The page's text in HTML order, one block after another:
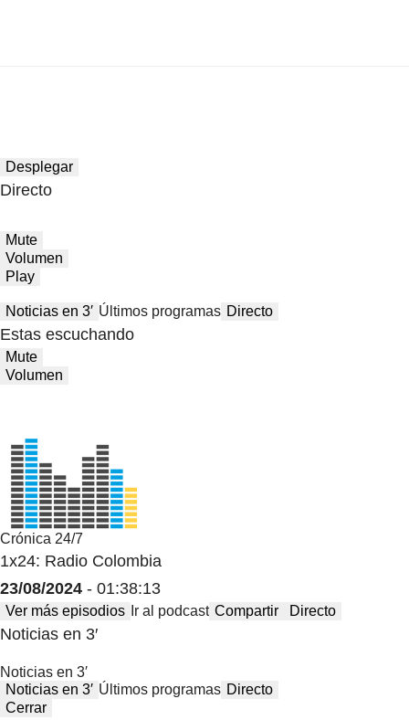
Desplegar
Directo
Mute
Volumen
Play
Noticias en 3′ Últimos programas Directo
Estas escuchando
Mute
Volumen
Crónica 24/7
1x24: Radio Colombia
23/08/2024 - 01:38:13
Ver más episodios Ir al podcast Compartir Directo
Noticias en 3′
Noticias en 3′
Noticias en 3′ Últimos programas Directo
Cerrar